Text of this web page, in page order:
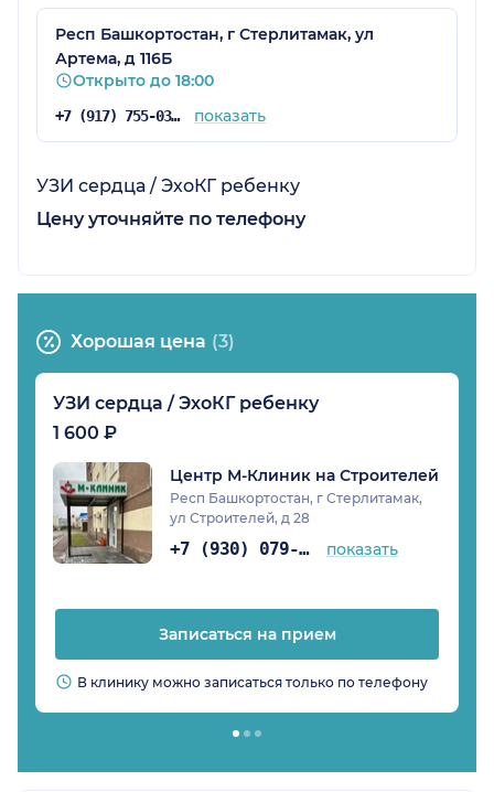
Респ Башкортостан, г Стерлитамак, ул
Артема, д 116Б
Открыто до 18:00
+7 (917) 755-03-37 показать
УЗИ сердца / ЭхоКГ ребенку
Цену уточняйте по телефону
Хорошая цена (3)
УЗИ сердца / ЭхоКГ ребенку
1 600 ₽
Центр М-Клиник на Строителей
Респ Башкортостан, г Стерлитамак,
ул Строителей, д 28
+7 (930) 079-03-97 показать
Записаться на прием
В клинику можно записаться только по телефону